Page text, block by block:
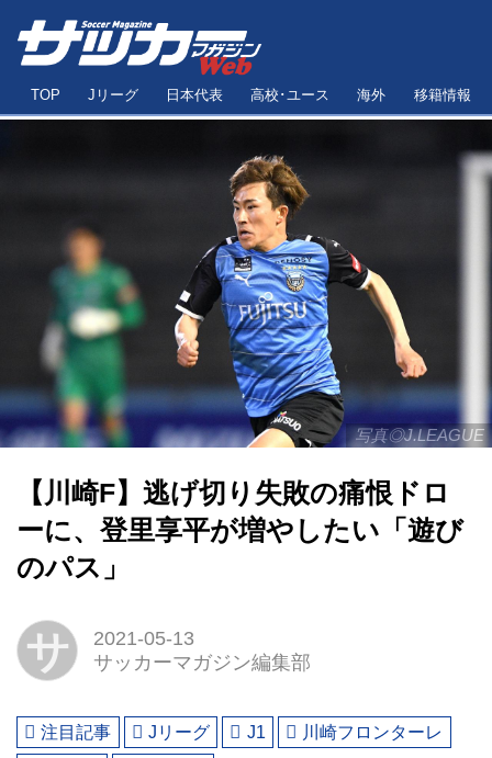
TOP Jリーグ 日本代表 高校･ユース 海外 移籍情報
写真◎J.LEAGUE
【川崎F】逃げ切り失敗の痛恨ドロ
ーに、登里享平が増やしたい「遊び
のパス」
サ
2021-05-13
サッカーマガジン編集部
注目記事 Jリーグ J1
川崎フロンターレ